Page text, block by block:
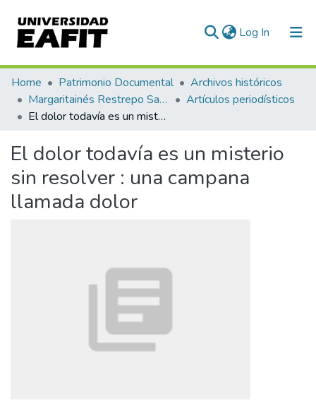
Log In (current)
Communities & Collections
All of DSpace
Home Patrimonio Documental
Archivos históricos
Margaritainés Restrepo Santamaría
Artículos periodísticos
El dolor todavía es un misterio sin resolver : una campana llamada dolor
El dolor todavía es un misterio
sin resolver : una campana
llamada dolor